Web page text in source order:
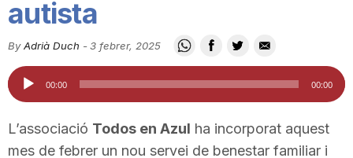
i
u
autista
By Adrià Duch -3 febrer, 2025
Reproductor
d'àudio
00:00 00:00
L’associació Todos en Azul ha incorporat aquest
mes de febrer un nou servei de benestar familiar i